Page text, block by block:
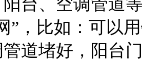
台、空调管道
”，比如：可以
管道堵好，阳台